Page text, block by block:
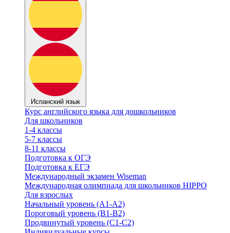
Испанский язык
Курс английского языка для дошкольников
Для школьников
1-4 классы
5-7 классы
8-11 классы
Подготовка к ОГЭ
Подготовка к ЕГЭ
Международный экзамен Wiseman
Международная олимпиада для школьников HIPPO
Для взрослых
Начальный уровень (А1-А2)
Пороговый уровень (В1-В2)
Продвинутый уровень (С1-С2)